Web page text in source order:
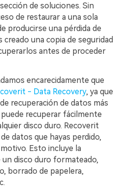
de soluciones.󠀲󠀡󠀩󠀣󠀡󠀣󠀠󠀤󠀢󠀳󠀰 Sin
de restaurar a una sola
producirse una pérdida de
creado una copia de seguridad
antes de proceder
encarecidamente que
- Data Recovery, ya que
recuperación de datos más
recuperar fácilmente
disco duro.󠀲󠀡󠀩󠀣󠀡󠀣󠀠󠀤󠀥󠀳󠀰 Recoverit
datos que hayas perdido,
Esto incluye la
disco duro formateado,
borrado de papelera,